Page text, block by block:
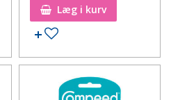
Læg i kurv
Tilføj til ønskeseddel